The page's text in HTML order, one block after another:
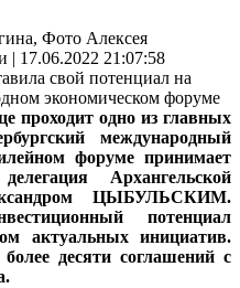
Фото Алексея
| 17.06.2022 21:07:58
проходит одно из главных
международный
форуме принимает
Архангельской
ЦЫБУЛЬСКИМ.
потенциал
актуальных инициатив.
десяти соглашений с